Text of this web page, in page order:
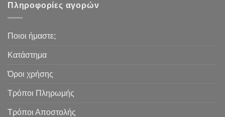
Πληροφορίες αγορών
Ποιοι ήμαστε;
Κατάστημα
Όροι χρήσης
Τρόποι Πληρωμής
Τρόποι Αποστολής